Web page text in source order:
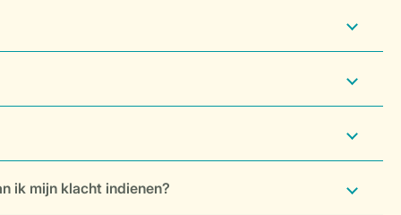
ik mijn klacht indienen?